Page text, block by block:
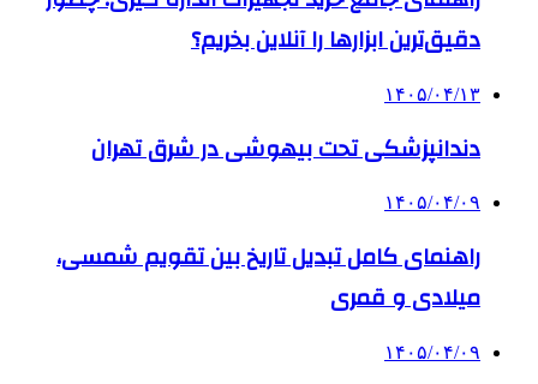
دقیق‌ترین ابزارها را آنلاین بخریم؟
۱۴۰۵/۰۴/۱۳
دندانپزشکی تحت بیهوشی در شرق تهران
۱۴۰۵/۰۴/۰۹
راهنمای کامل تبدیل تاریخ بین تقویم شمسی،
میلادی و قمری
۱۴۰۵/۰۴/۰۹